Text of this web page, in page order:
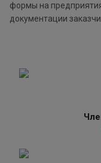
формы на
документации